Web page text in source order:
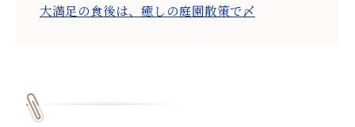
大満足の食後は、癒しの庭園散策で〆